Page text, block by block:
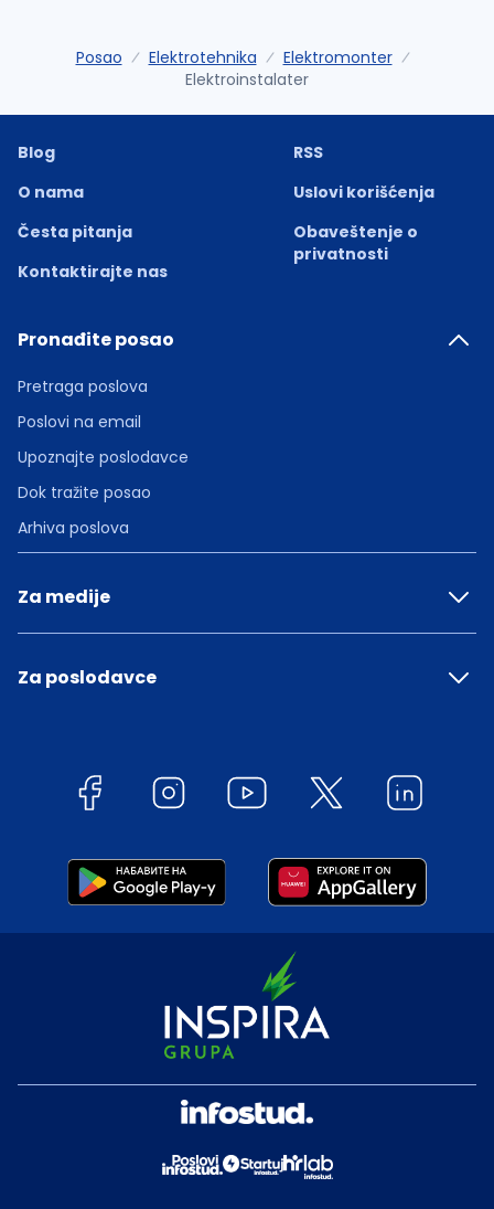
Posao Elektrotehnika
Elektromonter
Elektroinstalater
Blog
O nama
Česta pitanja
Kontaktirajte nas
RSS
Uslovi korišćenja
Obaveštenje o
privatnosti
Pronađite posao
Pretraga poslova
Poslovi na email
Upoznajte poslodavce
Dok tražite posao
Arhiva poslova
Za medije
Za poslodavce